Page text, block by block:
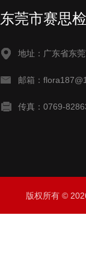
东莞市赛思
地址：广东省东
邮箱：
传真：0769-
版权所有 ©